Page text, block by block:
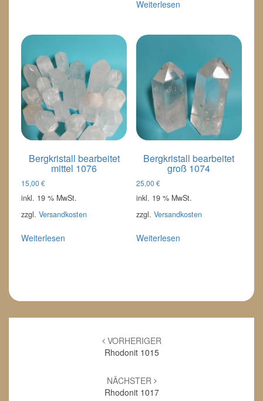
Weiterlesen
Bergkristall bearbeitet
mittel 1076
15,00 €
inkl. 19 % MwSt.
zzgl. Versandkosten
Weiterlesen
Bergkristall bearbeitet
groß 1074
25,00 €
inkl. 19 % MwSt.
zzgl. Versandkosten
Weiterlesen
VORHERIGER
Rhodonit 1015
NÄCHSTER
Rhodonit 1017